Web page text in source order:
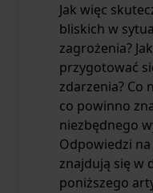
Jak więc
bliskich w
zagrożenia?
przygotować
zdarzenia? Co
co powinno
niezbędnego
Odpowiedzi
znajdują się w
poniższego